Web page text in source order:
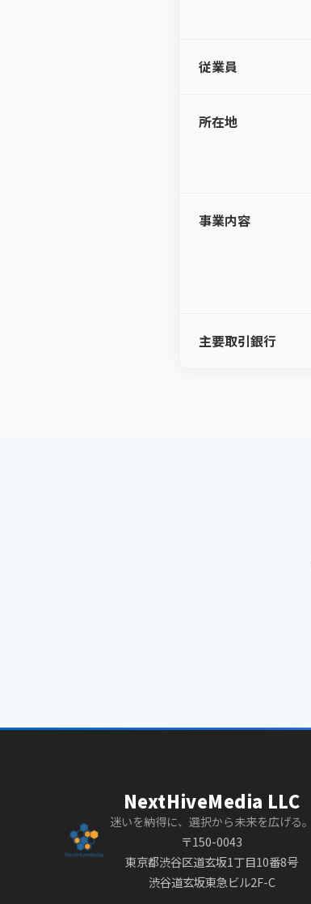
従業員
所在地
事業内容
主要取引銀行
NextHiveMedia LLC
迷いを納得に、選択から未来を広げる。
〒150-0043
東京都渋谷区道玄坂1丁目10番8号
渋谷道玄坂東急ビル2F-C